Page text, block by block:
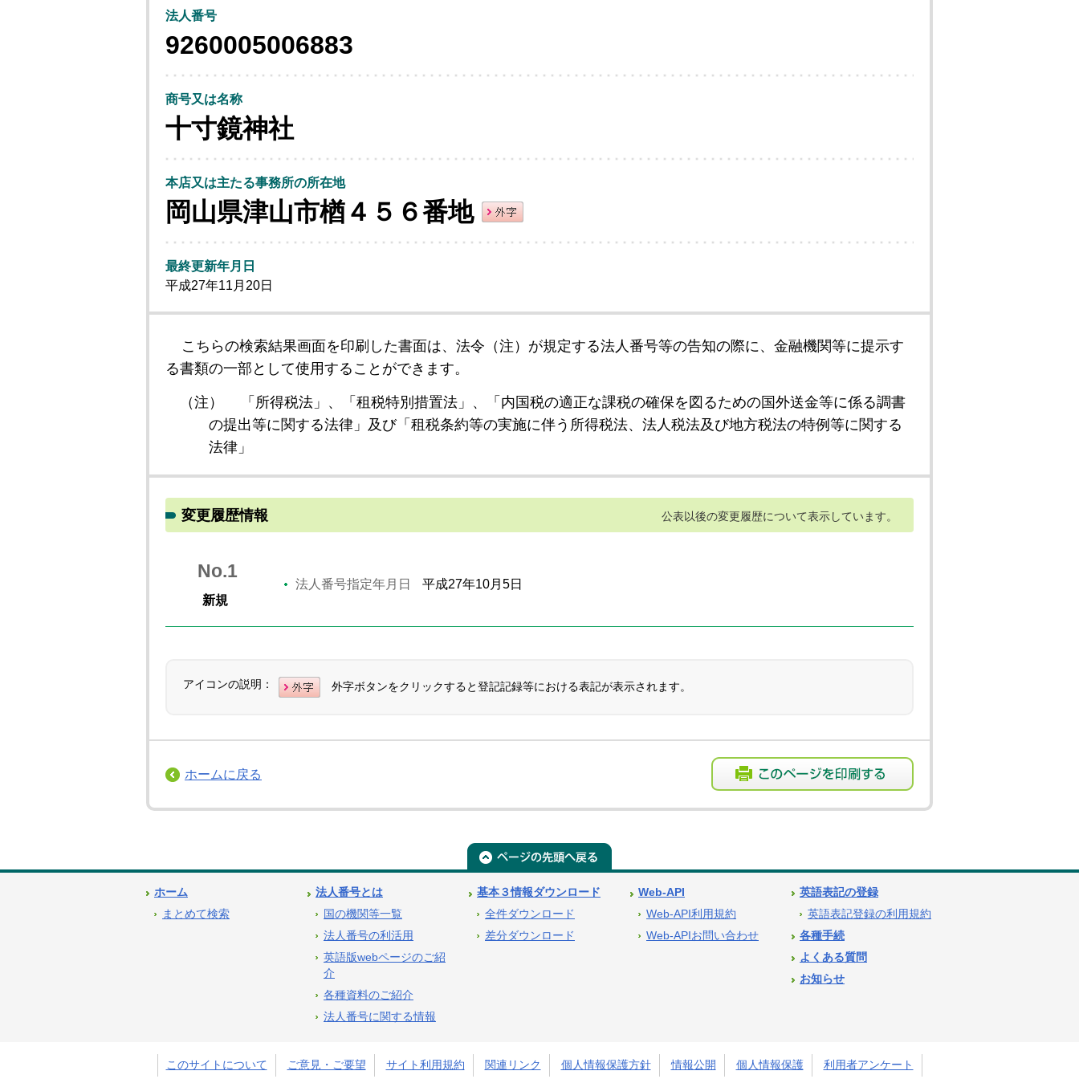
法人番号
9260005006883
商号又は名称
十寸鏡神社
本店又は主たる事務所の所在地
岡山県津山市楢４５６番地
最終更新年月日
平成27年11月20日
こちらの検索結果画面を印刷した書面は、法令（注）が規定する法人番号等の告知の際に、金融機関等に提示す
る書類の一部として使用することができます。
（注）
「所得税法」、「租税特別措置法」、「内国税の適正な課税の確保を図るための国外送金等に係る調書
の提出等に関する法律」及び「租税条約等の実施に伴う所得税法、法人税法及び地方税法の特例等に関する
法律」
変更履歴情報 公表以後の変更履歴について表示しています。
No.1
新規
法人番号指定年月日 平成27年10月5日
アイコンの説明： 外字ボタンをクリックすると登記記録等における表記が表示されます。
ホームに戻る
ホーム
まとめて検索
法人番号とは
国の機関等一覧
法人番号の利活用
英語版webページのご紹
介
各種資料のご紹介
法人番号に関する情報
基本３情報ダウンロード
全件ダウンロード
差分ダウンロード
Web-API
Web-API利用規約
Web-APIお問い合わせ
英語表記の登録
英語表記登録の利用規約
各種手続
よくある質問
お知らせ
このサイトについて ご意見・ご要望 サイト利用規約 関連リンク 個人情報保護方針 情報公開 個人情報保護 利用者アンケート